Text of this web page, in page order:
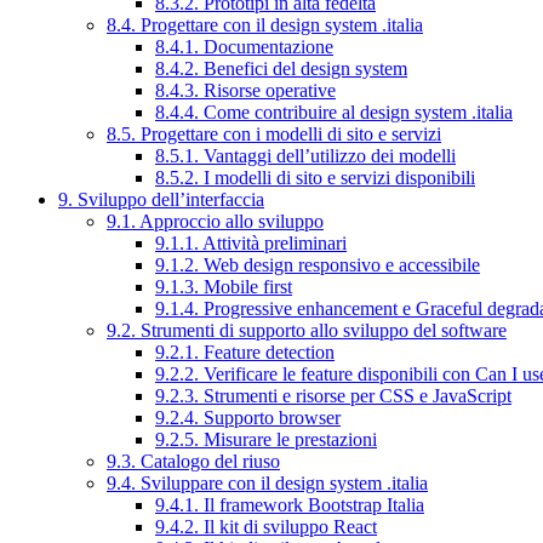
8.4. Progettare con il design system .italia
8.4.1. Documentazione
8.4.2. Benefici del design system
8.4.3. Risorse operative
8.4.4. Come contribuire al design system .italia
8.5. Progettare con i modelli di sito e servizi
8.5.1. Vantaggi dell’utilizzo dei modelli
8.5.2. I modelli di sito e servizi disponibili
9. Sviluppo dell’interfaccia
9.1. Approccio allo sviluppo
9.1.1. Attività preliminari
9.1.2. Web design responsivo e accessibile
9.1.3. Mobile first
9.1.4. Progressive enhancement e Graceful
9.2. Strumenti di supporto allo sviluppo del software
9.2.1. Feature detection
9.2.2. Verificare le feature disponibili con Can I
9.2.3. Strumenti e risorse per CSS e JavaScript
9.2.4. Supporto browser
9.2.5. Misurare le prestazioni
9.3. Catalogo del riuso
9.4. Sviluppare con il design system .italia
9.4.1. Il framework Bootstrap Italia
9.4.2. Il kit di sviluppo React